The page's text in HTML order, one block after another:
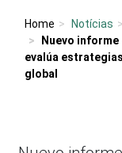
Home Notícias
Nuevo informe
evalúa
global